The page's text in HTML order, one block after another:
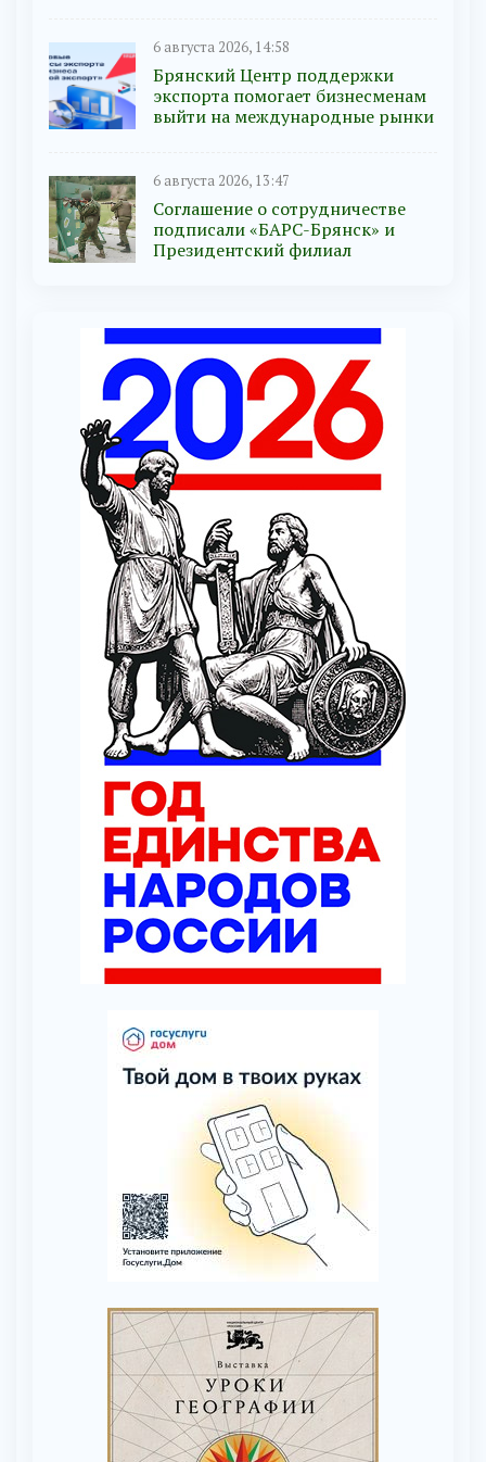
6 августа 2026, 14:58
Брянский Центр поддержки
экспорта помогает бизнесменам
выйти на международные рынки
6 августа 2026, 13:47
Соглашение о сотрудничестве
подписали «БАРС-Брянск» и
Президентский филиал